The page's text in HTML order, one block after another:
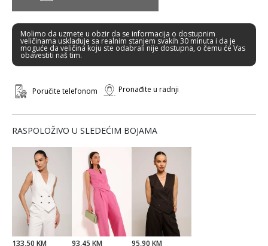
Molimo da uzmete u obzir da se informacija o dostupnim
veličinama usklađuje sa realnim stanjem svakih 30 minuta i da je
moguće da veličina koju ste odabrali nije dostupna, o čemu će Vas
obavestiti naš tim.
Poručite telefonom Pronađite u radnji
RASPOLOŽIVO U SLEDEĆIM BOJAMA
133,50 KM 93,45 KM 95,90 KM